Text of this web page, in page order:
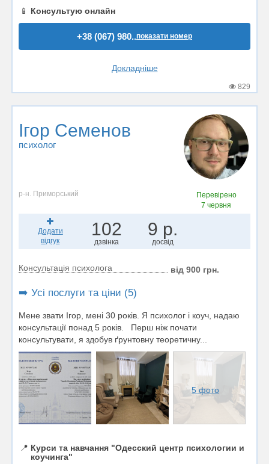
📱 Консультую онлайн
+38 (067) 980..показати номер
Докладніше
829
Ігор Семенов
психолог
р-н. Приморський
Перевірено
7 червня
Додати
відгук
102
дзвінка
9 р.
досвід
Консультація психолога від 900 грн.
➡️ Усі послуги та ціни (5)
Мене звати Ігор, мені 30 років. Я психолог і коуч, надаю
консультації понад 5 років. Перш ніж почати
консультувати, я здобув ґрунтовну теоретичну...
5 фото
📍 Курси та навчання "Одесский центр психологии и
коучинга"